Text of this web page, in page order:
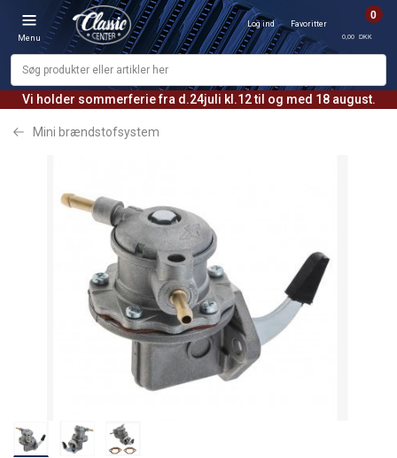
Vi holder sommerferie fra d.24juli kl.12 til og med 18 august.
Menu
Log ind Favoritter
0
0,00 DKK
Mini brændstofsystem